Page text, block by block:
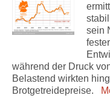
sein
während der Druck
Belastend wirkten
Brotgetreidepreise.